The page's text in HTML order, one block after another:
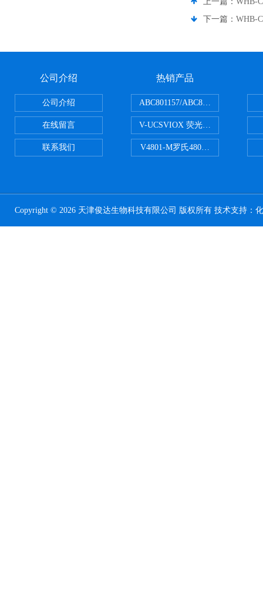
下一篇： WHB-
公司介绍
公司介绍
在线留言
联系我们
热销产品
ABC801157/ABC801506ABC常规
V-UCSVIOX 荧光定量封板膜
V4801-M罗氏480适配96孔板 PCR
Copyright © 2026 天津俊达生物科技有限公司 版权所有 技术支持：